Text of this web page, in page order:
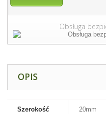
Obsługa
OPIS
Szerokość 20mm